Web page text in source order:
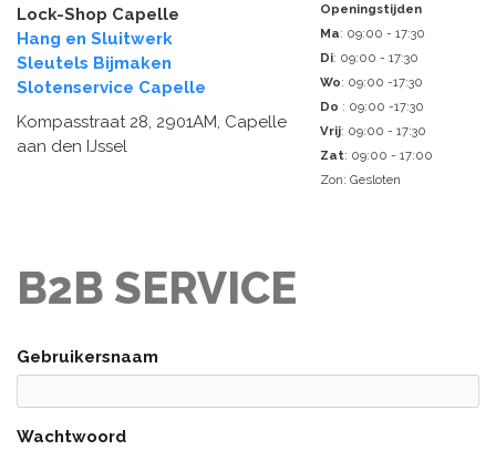
Lock-Shop Capelle
Hang en Sluitwerk
Sleutels Bijmaken
Slotenservice Capelle
Kompasstraat 28, 2901AM, Capelle
aan den IJssel
Openingstijden
Ma: 09:00 - 17:30
Di: 09:00 - 17:30
Wo: 09:00 -17:30
Do : 09:00 -17:30
Vrij: 09:00 - 17:30
Zat: 09:00 - 17:00
Zon: Gesloten
B2B SERVICE
Gebruikersnaam
Wachtwoord